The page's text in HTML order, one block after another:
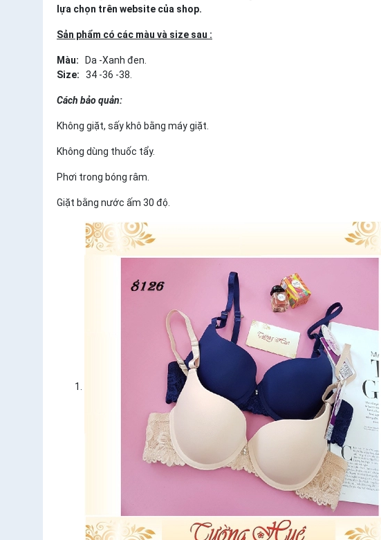
lựa chọn trên website của shop.
Sản phẩm có các màu và size sau :
Màu: Da -Xanh đen.
Size: 34 -36 -38.
Cách bảo quản:
Không giặt, sấy khô bằng máy giặt.
Không dùng thuốc tẩy.
Phơi trong bóng râm.
Giặt bằng nước ấm 30 độ.